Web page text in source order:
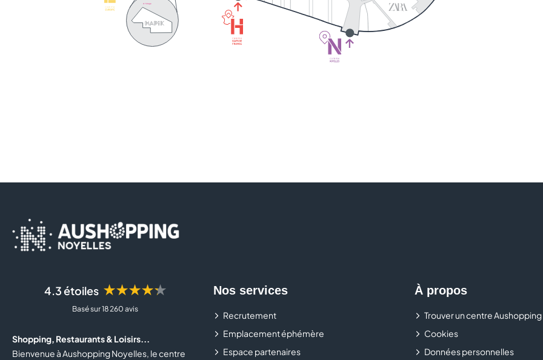
A l’étage
4.3 étoiles ★★★★★
Basé sur 18 260 avis
Shopping, Restaurants & Loisirs...
Bienvenue à Aushopping Noyelles, le centre
Nos services
Recrutement
Emplacement éphémère
Espace partenaires
À propos
Trouver un centre Aushopping
Cookies
Données personnelles